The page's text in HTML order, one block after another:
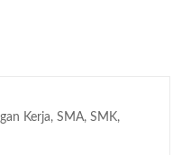
Kerja,SMA,SMK,